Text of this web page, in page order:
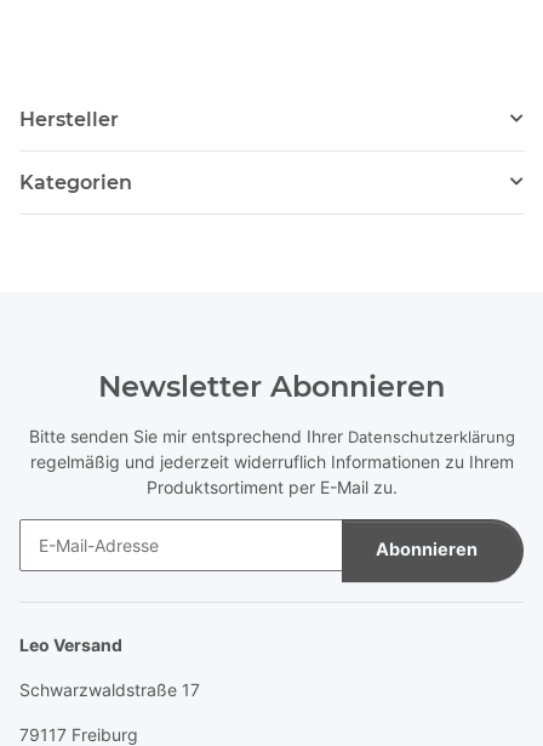
Hersteller
Kategorien
Newsletter Abonnieren
Bitte senden Sie mir entsprechend Ihrer Datenschutzerklärung
regelmäßig und jederzeit widerruflich Informationen zu Ihrem
Produktsortiment per E-Mail zu.
Abonnieren
Leo Versand
Schwarzwaldstraße 17
79117 Freiburg